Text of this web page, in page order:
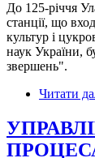
До 125-річчя
станції, що
культур і
наук України,
звершень".
Читати